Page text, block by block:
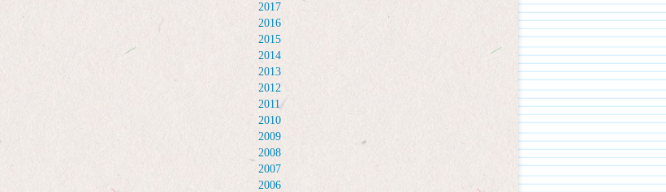
2017
2016
2015
2014
2013
2012
2011
2010
2009
2008
2007
2006